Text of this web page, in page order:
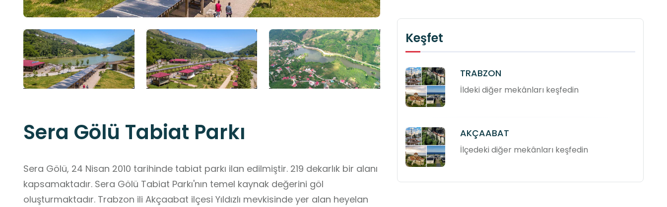
Sera Gölü Tabiat Parkı
Sera Gölü, 24 Nisan 2010 tarihinde tabiat parkı ilan edilmiştir. 219 dekarlık bir alanı
kapsamaktadır. Sera Gölü Tabiat Parkı'nın temel kaynak değerini göl
oluşturmaktadır. Trabzon ili Akçaabat ilçesi Yıldızlı mevkisinde yer alan heyelan
Keşfet
TRABZON
İldeki diğer mekânları keşfedin
AKÇAABAT
İlçedeki diğer mekânları keşfedin